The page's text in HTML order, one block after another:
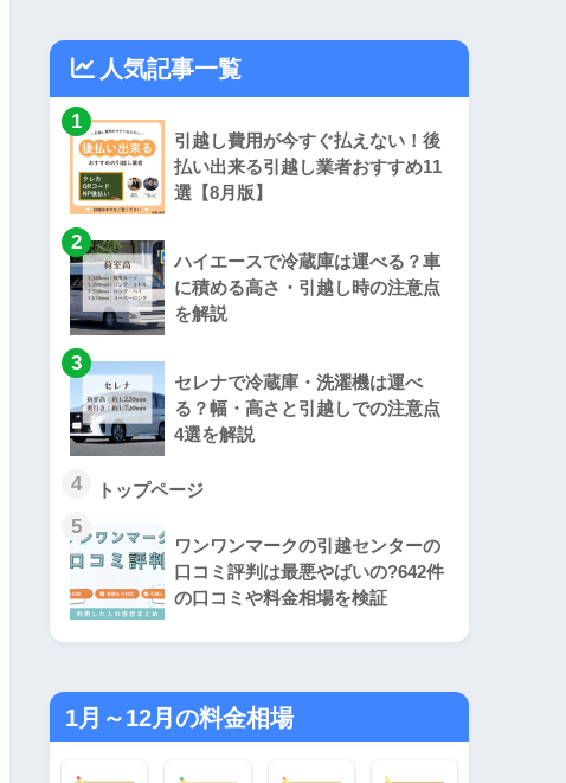
人気記事一覧
1
引越し費用が今すぐ払えない！後
払い出来る引越し業者おすすめ11
選【8月版】
2
ハイエースで冷蔵庫は運べる？車
に積める高さ・引越し時の注意点
を解説
3
セレナで冷蔵庫・洗濯機は運べ
る？幅・高さと引越しでの注意点
4選を解説
4 トップページ
5
ワンワンマークの引越センターの
口コミ評判は最悪やばいの?642件
の口コミや料金相場を検証
1月～12月の料金相場